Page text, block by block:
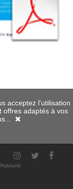
acceptez l'utilisation
offres adaptés à vos